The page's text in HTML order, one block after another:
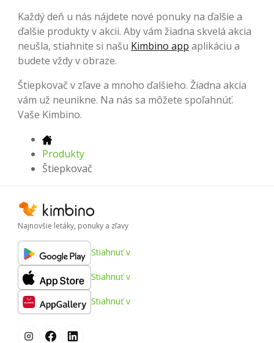
Každý deň u nás nájdete nové ponuky na ďalšie a
ďalšie produkty v akcii. Aby vám žiadna skvelá akcia
neušla, stiahnite si našu Kimbino app aplikáciu a
budete vždy v obraze.
Štiepkovač v zľave a mnoho ďalšieho. Žiadna akcia
vám už neunikne. Na nás sa môžete spoľahnúť.
Vaše Kimbino.
Produkty
Štiepkovač
Najnovšie letáky, ponuky a zľavy
Stiahnuť v
Stiahnuť v
Stiahnuť v